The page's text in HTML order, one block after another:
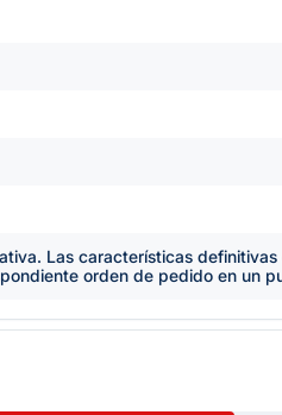
Las características
orden de pedido en un